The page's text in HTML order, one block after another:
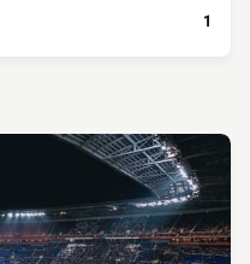
1